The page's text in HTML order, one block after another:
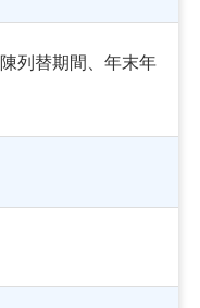
列替期間、年末年